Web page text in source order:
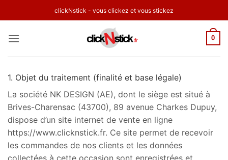
au
clickNstick - vous clickez et vous stickez
0
1. Objet du traitement (finalité et base légale)
La société NK DESIGN (AE), dont le siège est situé à
Brives-Charensac (43700), 89 avenue Charkes Dupuy,
dispose d’un site internet de vente en ligne
https://www.clicknstick.fr. Ce site permet de recevoir
les commandes de nos clients et les données
collectées à cette occasion sont enregistrées et